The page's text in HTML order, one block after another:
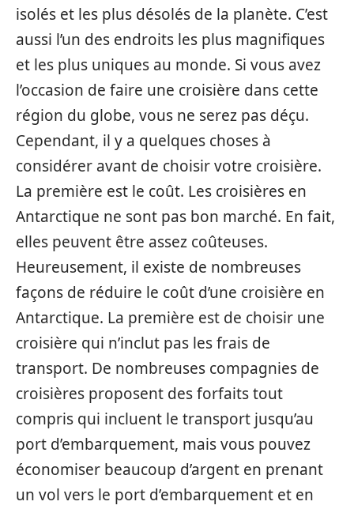
isolés et les plus désolés de la planète. C’est
aussi l’un des endroits les plus magnifiques
et les plus uniques au monde. Si vous avez
l’occasion de faire une croisière dans cette
région du globe, vous ne serez pas déçu.
Cependant, il y a quelques choses à
considérer avant de choisir votre croisière.
La première est le coût. Les croisières en
Antarctique ne sont pas bon marché. En fait,
elles peuvent être assez coûteuses.
Heureusement, il existe de nombreuses
façons de réduire le coût d’une croisière en
Antarctique. La première est de choisir une
croisière qui n’inclut pas les frais de
transport. De nombreuses compagnies de
croisières proposent des forfaits tout
compris qui incluent le transport jusqu’au
port d’embarquement, mais vous pouvez
économiser beaucoup d’argent en prenant
un vol vers le port d’embarquement et en